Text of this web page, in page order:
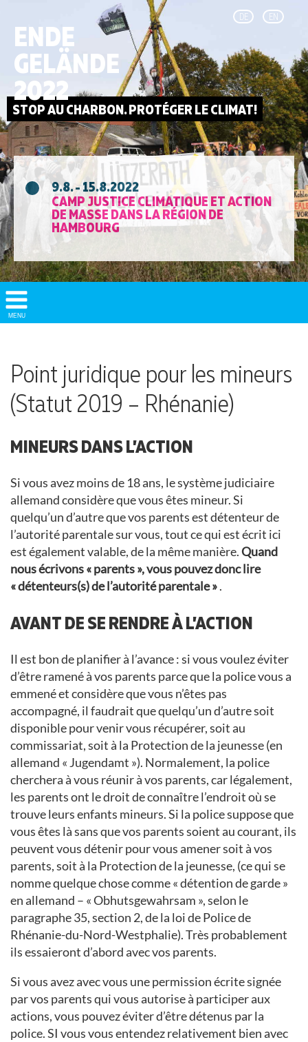
DE EN
ENDE
GELÄNDE
2022
9.8. - 15.8.2022
CAMP JUSTICE CLIMATIQUE ET ACTION
DE MASSE DANS LA RÉGION DE
HAMBOURG
Show/
Hide
MENU
Point juridique pour les mineurs
(Statut 2019 – Rhénanie)
MINEURS DANS L’ACTION
Si vous avez moins de 18 ans, le système judiciaire
allemand considère que vous êtes mineur. Si
quelqu’un d’autre que vos parents est détenteur de
l’autorité parentale sur vous, tout ce qui est écrit ici
est également valable, de la même manière.Quand
nous écrivons « parents », vous pouvez donc lire
« détenteurs(s) de l’autorité parentale ».
AVANT DE SE RENDRE À L’ACTION
Il est bon de planifier à l’avance : si vous voulez éviter
d’être ramené à vos parents parce que la police vous a
emmené et considère que vous n’êtes pas
accompagné, il faudrait que quelqu’un d’autre soit
disponible pour venir vous récupérer, soit au
commissariat, soit à la Protection de la jeunesse (en
allemand « Jugendamt »). Normalement, la police
cherchera à vous réunir à vos parents, car légalement,
les parents ont le droit de connaître l’endroit où se
trouve leurs enfants mineurs. Si la police suppose que
vous êtes là sans que vos parents soient au courant, ils
peuvent vous détenir pour vous amener soit à vos
parents, soit à la Protection de la jeunesse, (ce qui se
nomme quelque chose comme « détention de garde »
en allemand – « Obhutsgewahrsam », selon le
paragraphe 35, section 2, de la loi de Police de
Rhénanie-du-Nord-Westphalie). Très probablement
ils essaieront d’abord avec vos parents.
Si vous avez avec vous une permission écrite signée
par vos parents qui vous autorise à participer aux
actions, vous pouvez éviter d’être détenus par la
police. SI vous vous entendez relativement bien avec